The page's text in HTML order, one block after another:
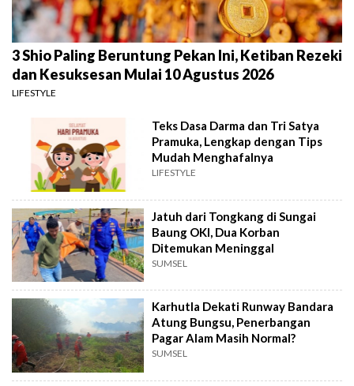
3 Shio Paling Beruntung Pekan Ini, Ketiban Rezeki
dan Kesuksesan Mulai 10 Agustus 2026
LIFESTYLE
Teks Dasa Darma dan Tri Satya
Pramuka, Lengkap dengan Tips
Mudah Menghafalnya
LIFESTYLE
Jatuh dari Tongkang di Sungai
Baung OKI, Dua Korban
Ditemukan Meninggal
SUMSEL
Karhutla Dekati Runway Bandara
Atung Bungsu, Penerbangan
Pagar Alam Masih Normal?
SUMSEL